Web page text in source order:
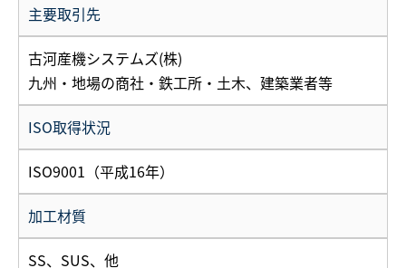
主要取引先
古河産機システムズ(株)
九州・地場の商社・鉄工所・土木、建築業者等
ISO取得状況
ISO9001（平成16年）
加工材質
SS、SUS、他